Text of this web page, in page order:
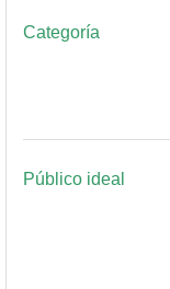
Categoría
Público ideal